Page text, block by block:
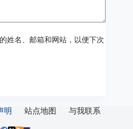
姓名、邮箱和网站，以便下次
明 站点地图 与我联系